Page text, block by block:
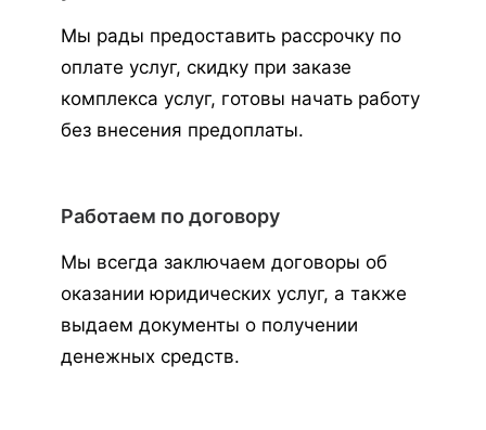
Мы рады предоставить рассрочку по
оплате услуг, скидку при заказе
комплекса услуг, готовы начать работу
без внесения предоплаты.
Работаем по договору
Мы всегда заключаем договоры об
оказании юридических услуг, а также
выдаем документы о получении
денежных средств.